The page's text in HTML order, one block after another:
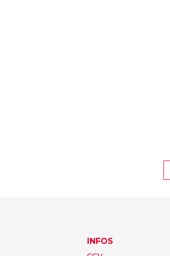
INFOS